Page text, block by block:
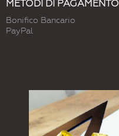
METODI DI PAGAMENTO
Bonifico Bancario
PayPal